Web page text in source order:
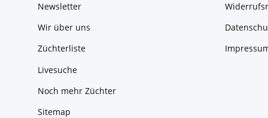
Newsletter
Wir über uns
Züchterliste
Livesuche
Noch mehr Züchter
Sitemap